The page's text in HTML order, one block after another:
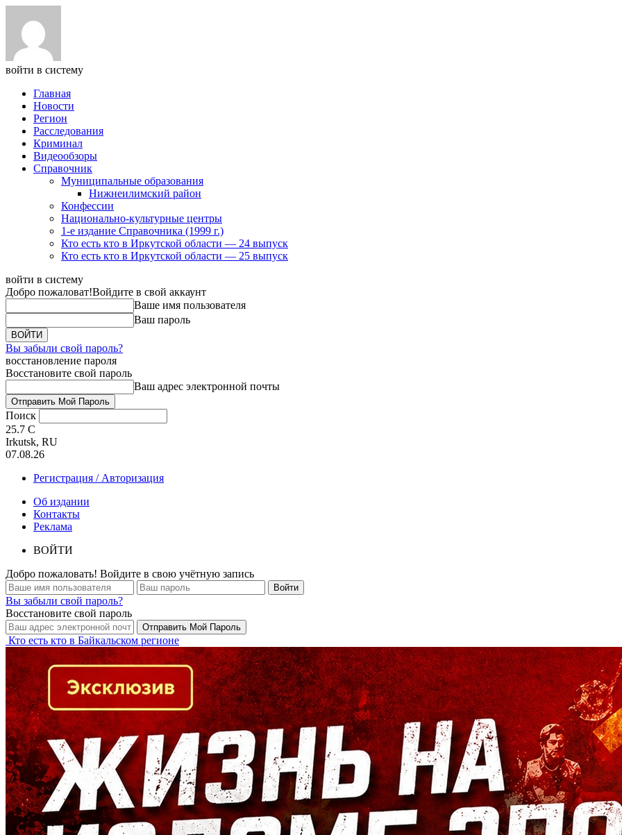
войти в систему
Главная
Новости
Регион
Расследования
Криминал
Видеообзоры
Справочник
Муниципальные образования
Нижнеилимский район
Конфессии
Национально-культурные центры
1-е издание Справочника (1999 г.)
Кто есть кто в Иркутской области — 24 выпуск
Кто есть кто в Иркутской области — 25 выпуск
войти в систему
Добро пожаловат!Войдите в свой аккаунт
Ваше имя пользователя
Ваш пароль
Вы забыли свой пароль?
восстановление пароля
Восстановите свой пароль
Ваш адрес электронной почты
Поиск
25.7 C
Irkutsk, RU
07.08.26
Регистрация / Авторизация
Об издании
Контакты
Реклама
ВОЙТИ
Добро пожаловать! Войдите в свою учётную запись
Вы забыли свой пароль?
Восстановите свой пароль
Кто есть кто в Байкальском регионе